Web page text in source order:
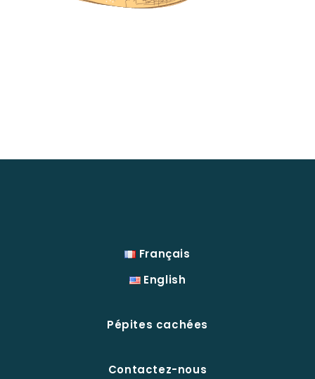
Français
English
Pépites cachées
Contactez-nous